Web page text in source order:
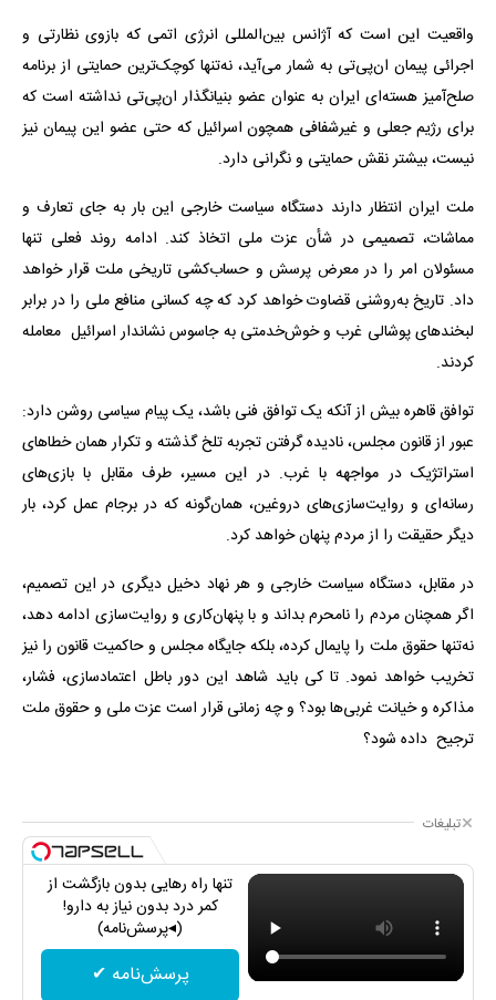
واقعیت این است که آژانس بین‌المللی انرژی اتمی که بازوی نظارتی و
اجرائی پیمان ان‌پی‌تی به شمار می‌آید، نه‌تنها کوچک‌ترین حمایتی از برنامه
صلح‌آمیز هسته‌ای ایران به عنوان عضو بنیانگذار ان‌پی‌تی نداشته است که
برای رژیم جعلی و غیرشفافی همچون اسرائیل که حتی عضو این پیمان نیز
نیست، بیشتر نقش حمایتی و نگرانی دارد.
ملت ایران انتظار دارند دستگاه سیاست خارجی این بار به جای تعارف و
مماشات، تصمیمی در شأن عزت ملی اتخاذ کند. ادامه روند فعلی تنها
مسئولان امر را در معرض پرسش و حساب‌کشی تاریخی ملت قرار خواهد
داد. تاریخ به‌روشنی قضاوت خواهد کرد که چه کسانی منافع ملی را در برابر
لبخندهای پوشالی غرب و خوش‌خدمتی به جاسوس نشاندار اسرائیل معامله
کردند.
توافق قاهره بیش از آنکه یک توافق فنی باشد، یک پیام سیاسی روشن دارد:
عبور از قانون مجلس، نادیده گرفتن تجربه تلخ گذشته و تکرار همان خطاهای
استراتژیک در مواجهه با غرب. در این مسیر، طرف مقابل با بازی‌های
رسانه‌ای و روایت‌سازی‌های دروغین، همان‌گونه که در برجام عمل کرد، بار
دیگر حقیقت را از مردم پنهان خواهد کرد.
در مقابل، دستگاه سیاست خارجی و هر نهاد دخیل دیگری در این تصمیم،
اگر همچنان مردم را نامحرم بداند و با پنهان‌کاری و روایت‌سازی ادامه دهد،
نه‌تنها حقوق ملت را پایمال کرده، بلکه جایگاه مجلس و حاکمیت قانون را نیز
تخریب خواهد نمود. تا کی باید شاهد این دور باطل اعتمادسازی، فشار،
مذاکره و خیانت غربی‌ها بود؟ و چه زمانی قرار است عزت ملی و حقوق ملت
ترجیح داده شود؟
تبلیغات
تنها راه رهایی بدون بازگشت از
کمر درد بدون نیاز به دارو!
(◂پرسش‌نامه)
پرسش‌نامه ✔